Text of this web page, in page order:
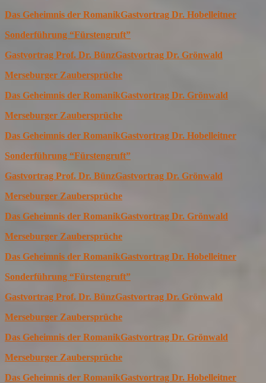
Das Geheimnis der RomanikGastvortrag Dr. Hobelleitner
Sonderführung “Fürstengruft”
Gastvortrag Prof. Dr. BünzGastvortrag Dr. Grönwald
Merseburger Zaubersprüche
Das Geheimnis der RomanikGastvortrag Dr. Grönwald
Merseburger Zaubersprüche
Das Geheimnis der RomanikGastvortrag Dr. Hobelleitner
Sonderführung “Fürstengruft”
Gastvortrag Prof. Dr. BünzGastvortrag Dr. Grönwald
Merseburger Zaubersprüche
Das Geheimnis der RomanikGastvortrag Dr. Grönwald
Merseburger Zaubersprüche
Das Geheimnis der RomanikGastvortrag Dr. Hobelleitner
Sonderführung “Fürstengruft”
Gastvortrag Prof. Dr. BünzGastvortrag Dr. Grönwald
Merseburger Zaubersprüche
Das Geheimnis der RomanikGastvortrag Dr. Grönwald
Merseburger Zaubersprüche
Das Geheimnis der RomanikGastvortrag Dr. Hobelleitner